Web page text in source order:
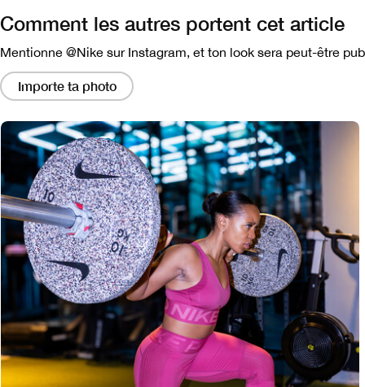
Comment les autres portent cet article
Mentionne @Nike sur Instagram, et ton look sera peut-être
Importe ta photo
En
cliquant
sur
liens,
vous
obtiendrez
une
fenêtre
modale
contenant
une
version
plus
grande
l'image.